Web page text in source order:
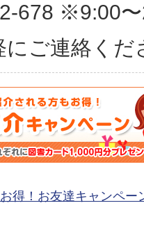
678 ※9:00
ご連絡くだ
得！お友達キャンペー